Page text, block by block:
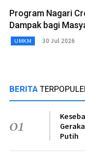
Program Nagari
Dampak bagi
UMKM 30 Jul 2026
BERITA
01
Putih